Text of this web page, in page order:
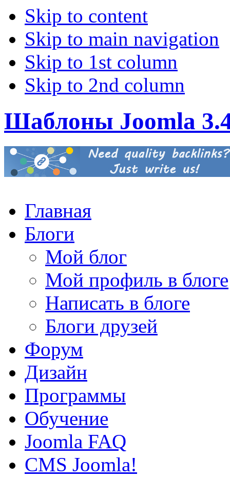
Skip to content
Skip to main navigation
Skip to 1st column
Skip to 2nd column
Шаблоны Joomla
Главная
Блоги
Мой блог
Мой профиль в блоге
Написать в блоге
Блоги друзей
Форум
Дизайн
Программы
Обучение
Joomla FAQ
CMS Joomla!